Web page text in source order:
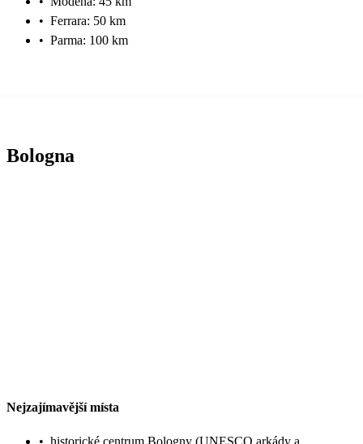
• Ferrara: 50 km
• Parma: 100 km
Bologna
Nejzajímavější místa